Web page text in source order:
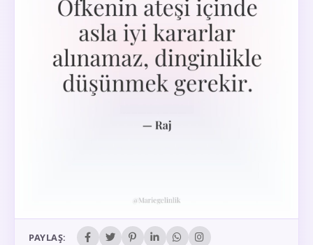
PAYLAŞ: